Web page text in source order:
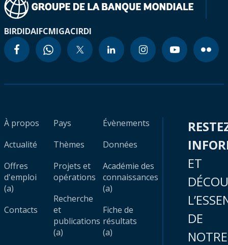
BIRDIDAIFCMIGACIRDI
À propos
Actualité
Offres
d'emploi
(a)
Contacts
Pays
Thèmes
Projets et
opérations
Recherche
et
publications
(a)
Évènements
Données
Académie des
connaissances
(a)
Fiche de
résultats
(a)
ET
DE
NOTRE